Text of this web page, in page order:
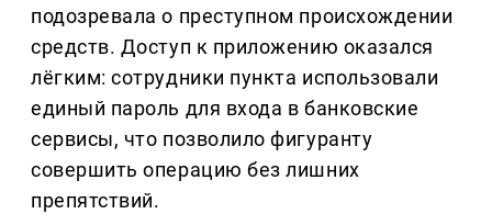
подозревала о преступном происхождении
средств. Доступ к приложению оказался
лёгким: сотрудники пункта использовали
единый пароль для входа в банковские
сервисы, что позволило фигуранту
совершить операцию без лишних
препятствий.